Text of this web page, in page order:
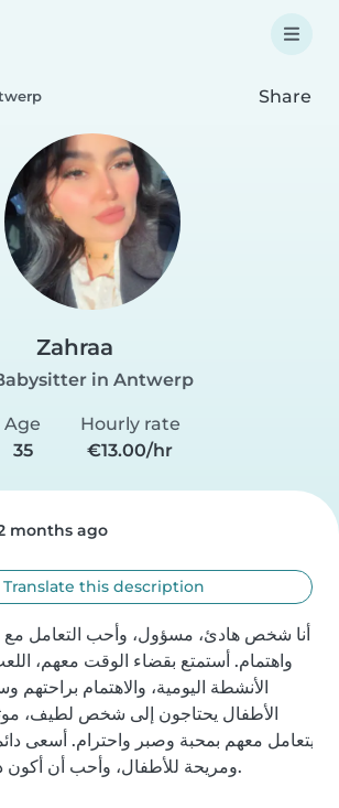
Share
Zahraa
in Antwerp
Age
35
Hourly rate
€13.00/hr
months ago
Translate this description
ومريحة للأطفال، وأحب أن أكون داعمة لهم ولعائلته.